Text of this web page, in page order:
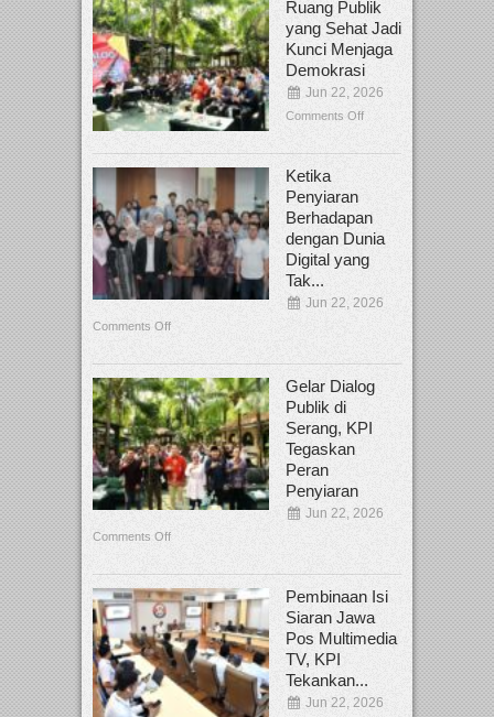
Ruang Publik
yang Sehat Jadi
Kunci Menjaga
Demokrasi
Jun 22, 2026
Comments Off
Ketika
Penyiaran
Berhadapan
dengan Dunia
Digital yang
Tak...
Jun 22, 2026
Comments Off
Gelar Dialog
Publik di
Serang, KPI
Tegaskan
Peran
Penyiaran
Jun 22, 2026
Comments Off
Pembinaan Isi
Siaran Jawa
Pos Multimedia
TV, KPI
Tekankan...
Jun 22, 2026